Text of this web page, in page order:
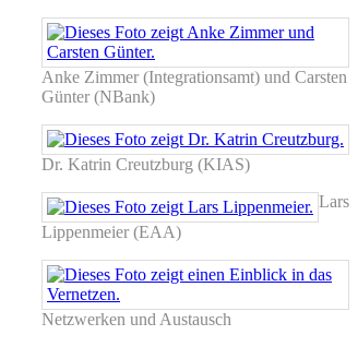
Anke Zimmer (Integrationsamt) und Carsten
Günter (NBank)
Dr. Katrin Creutzburg (KIAS)
Lars
Lippenmeier (EAA)
Netzwerken und Austausch